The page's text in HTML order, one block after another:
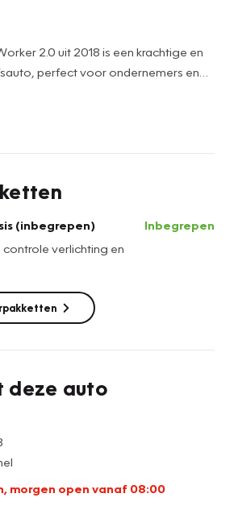
2.0 uit 2018 is een krachtige en
perfect voor ondernemers en
laadruimte, sterke motor en
deze auto ideaal voor transport en
beenruimte bij bestuurderstoel.
(inbegrepen)
verlichting en
Inbegrepen
deze auto
morgen open vanaf 08:00